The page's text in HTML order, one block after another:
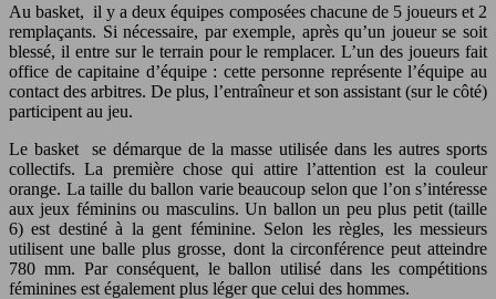
Au basket, il y a deux équipes composées chacune de 5 joueurs et 2
remplaçants. Si nécessaire, par exemple, après qu’un joueur se soit
blessé, il entre sur le terrain pour le remplacer.L’un des joueurs fait
office de capitaine d’équipe : cette personne représente l’équipe au
contact des arbitres. De plus, l’entraîneur et son assistant (sur le côté)
participent au jeu.
Le basket se démarque de la masse utilisée dans les autres sports
collectifs. La première chose qui attire l’attention est la couleur
orange. La taille du ballon varie beaucoup selon que l’on s’intéresse
aux jeux féminins ou masculins.Un ballon un peu plus petit (taille
6) est destiné à la gent féminine. Selon les règles, les messieurs
utilisent une balle plus grosse, dont la circonférence peut atteindre
780 mm. Par conséquent, le ballon utilisé dans les compétitions
féminines est également plus léger que celui des hommes.